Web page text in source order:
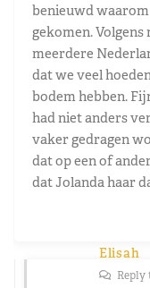
benieuwd waarom
gekomen.
meerdere
dat we veel
bodem hebben.
had niet anders
vaker gedragen
dat op een of
dat Jolanda haar
Elisah
Reply